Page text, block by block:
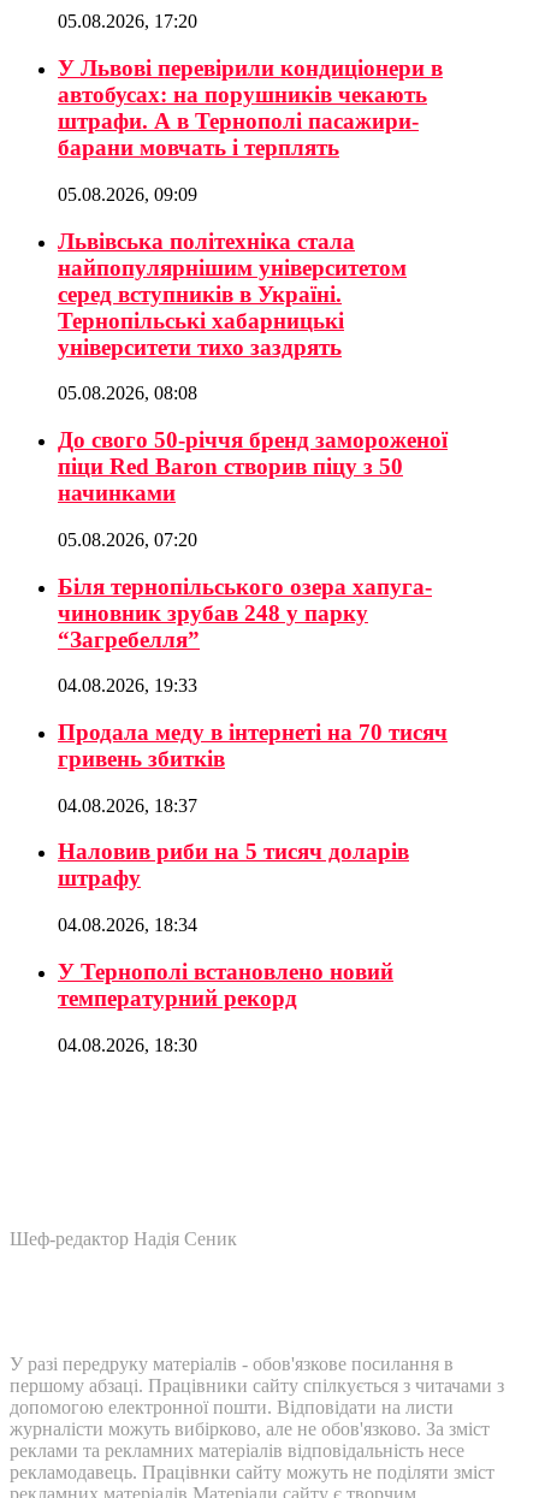
05.08.2026, 17:20
У Львові перевірили кондиціонери в
автобусах: на порушників чекають
штрафи. А в Тернополі пасажири-
барани мовчать і терплять
05.08.2026, 09:09
Львівська політехніка стала
найпопулярнішим університетом
серед вступників в Україні.
Тернопільські хабарницькі
університети тихо заздрять
05.08.2026, 08:08
До свого 50-річчя бренд замороженої
піци Red Baron створив піцу з 50
начинками
05.08.2026, 07:20
Біля тернопільського озера хапуга-
чиновник зрубав 248 у парку
“Загребелля”
04.08.2026, 19:33
Продала меду в інтернеті на 70 тисяч
гривень збитків
04.08.2026, 18:37
Наловив риби на 5 тисяч доларів
штрафу
04.08.2026, 18:34
У Тернополі встановлено новий
температурний рекорд
04.08.2026, 18:30
Шеф-редактор Надія Сеник
У разі передруку матеріалів - обов'язкове посилання в
першому абзаці. Працівники сайту спілкується з читачами з
допомогою електронної пошти. Відповідати на листи
журналісти можуть вибірково, але не обов'язково. За зміст
реклами та рекламних матеріалів відповідальність несе
рекламодавець. Працівнки сайту можуть не поділяти зміст
рекламних матеріалів Матеріали сайту є творчим